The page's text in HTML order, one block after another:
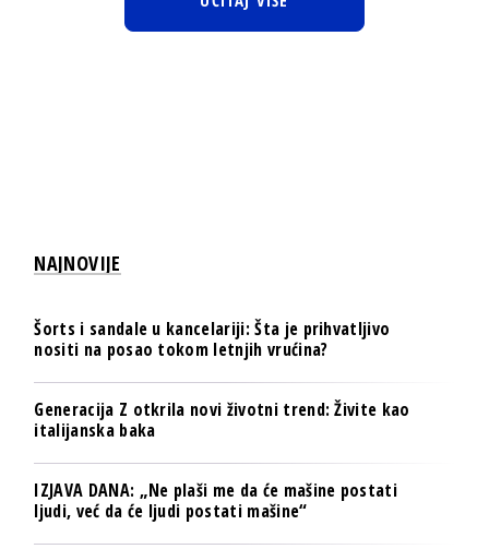
NAJNOVIJE
Šorts i sandale u kancelariji: Šta je prihvatljivo
nositi na posao tokom letnjih vrućina?
Generacija Z otkrila novi životni trend: Živite kao
italijanska baka
IZJAVA DANA: „Ne plaši me da će mašine postati
ljudi, već da će ljudi postati mašine“